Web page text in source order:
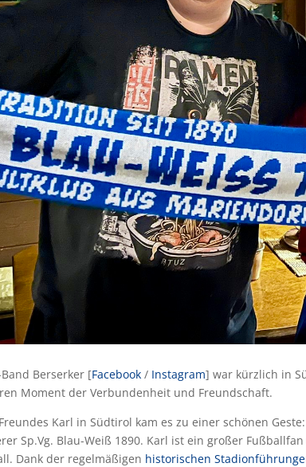
Berserker [Facebook / Instagram] war kürzlich in
Moment der Verbundenheit und Freundschaft.
Karl in Südtirol kam es zu einer schönen
Sp.Vg. Blau-Weiß 1890. Karl ist ein großer
Dank der regelmäßigen historischen